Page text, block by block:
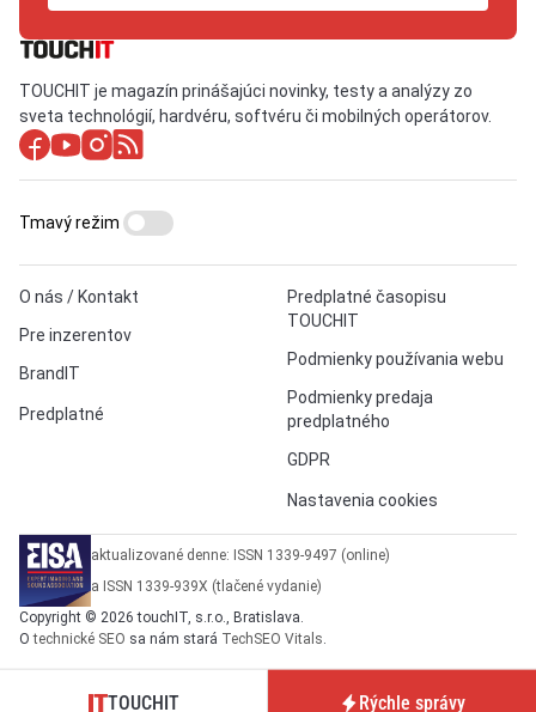
TOUCHIT je magazín prinášajúci novinky, testy a analýzy zo
sveta technológií, hardvéru, softvéru či mobilných operátorov.
O nás / Kontakt
Pre inzerentov
BrandIT
Predplatné
Predplatné časopisu
TOUCHIT
Podmienky používania webu
Podmienky predaja
predplatného
GDPR
Nastavenia cookies
Tmavý režim
aktualizované denne: ISSN 1339-9497 (online)
a ISSN 1339-939X (tlačené vydanie)
Copyright © 2026 touchIT, s.r.o., Bratislava.
Otechnické SEO sa nám stará TechSEO Vitals.
TOUCHIT Rýchle správy